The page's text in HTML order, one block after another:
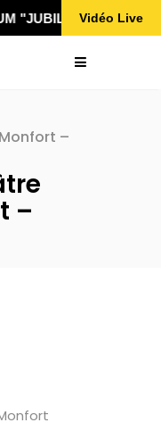
"JUBILÄ 432"Vidéo Live
–
–